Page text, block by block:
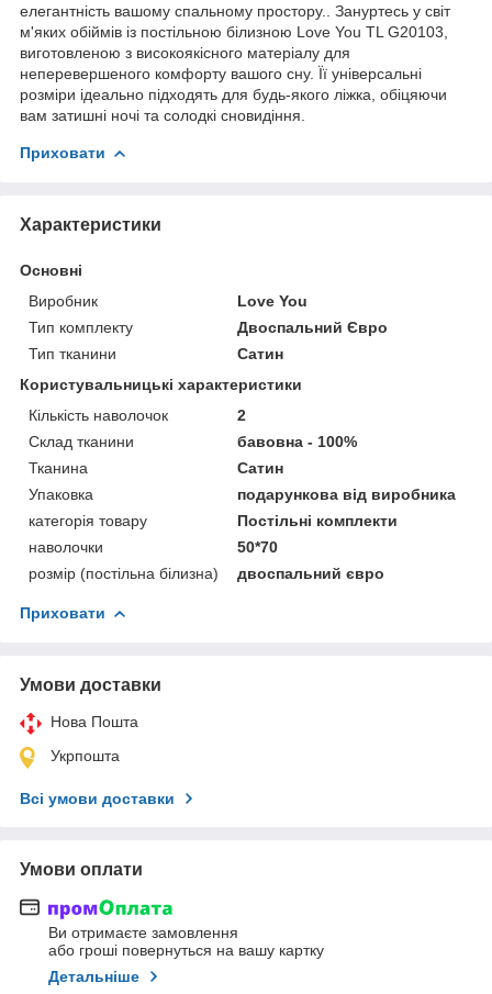
елегантність вашому спальному простору.. Зануртесь у світ
м'яких обіймів із постільною білизною Love You TL G20103,
виготовленою з високоякісного матеріалу для
неперевершеного комфорту вашого сну. Її універсальні
розміри ідеально підходять для будь-якого ліжка, обіцяючи
вам затишні ночі та солодкі сновидіння.
Приховати
Характеристики
Основні
Виробник
Love You
Тип комплекту
Двоспальний Євро
Тип тканини
Сатин
Користувальницькі характеристики
Кількість наволочок
2
Склад тканини
бавовна - 100%
Тканина
Сатин
Упаковка
подарункова від виробника
категорія товару
Постільні комплекти
наволочки
50*70
розмір (постільна білизна)
двоспальний євро
Приховати
Умови доставки
Нова Пошта
Укрпошта
Всі умови доставки
Умови оплати
Ви отримаєте замовлення
або гроші повернуться на вашу картку
Детальніше